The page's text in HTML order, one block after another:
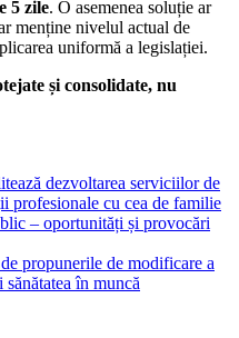
5 zile. O asemenea soluție ar
menține nivelul actual de
uniformă a legislației.
și consolidate, nu
dezvoltarea serviciilor de
profesionale cu cea de familie
– oportunități și provocări
propunerile de modificare a
în muncă